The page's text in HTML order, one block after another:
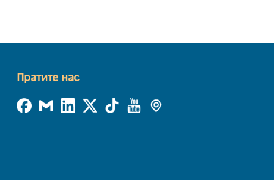
Пратите нас